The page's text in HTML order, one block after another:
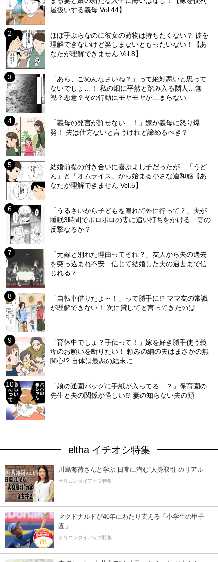
屋扱いする義母 Vol.44】
ほぼ手ぶらなのに彼女の荷物は持ちたくない？ 彼を
理解できないけど楽しまないともったいない！【あ
なたが理解できません Vol.8】
「あら、ごめんなさいね？」って絶対悪いと思って
ないでしょ…！ 私の畑に平然と踏み入る隣人…無
視？悪意？その行動にモヤモヤが止まらない
「義母の発言が許せない…！」嫁が義母に怒り爆
発！ 夫は仕方ないと言うけれど諦めるべき？
結婚前提の付き合いに喜ぶよし子だったが…「うど
ん」と「オムライス」から始まる小さな違和感【あ
なたが理解できません Vol.5】
「うるさいから子どもを連れて外に行って？」夫が
睡眠3時間でボロボロの妻に追い打ちをかける…妻の
反撃なるか？
「元嫁と別れた理由ってそれ？」友人から夫の過去
を突っ込まれ不安…信じて結婚した夫の過去まで信
じれる？
「自転車借りたよ～！」って勝手に!? ママ友の常識
が理解できない！ 次に貸してと言ってきたのは…
「育休中でしょ？手伝って！」嫁を好き勝手使う義
母のお願いを断りたい！ 頼みの綱の夫はまさかの無
関心!? 自体は最悪の結末に…
「娘の通園バッグに手紙が入ってる…？」保育園の
先生と夫の関係が怪しい!? 妻の知らない夫の顔
eltha イチオシ特集
川島海荷さんと学ぶ 日常に潜む“人身取引”のリアル
オリコンタイアップ特集
マクドナルドが40年にわたり支える「小学生の甲子
園」
オリコンタイアップ特集